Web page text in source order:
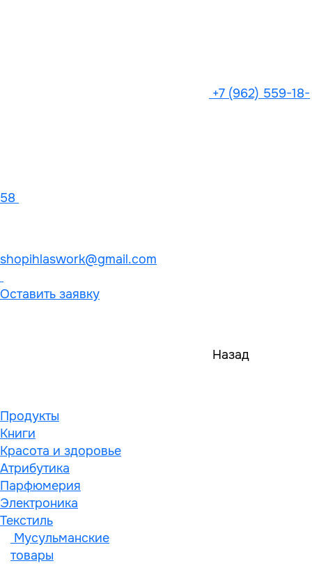
+7 (962) 559-18-
58
shopihlaswork@gmail.com
Оставить заявку
Назад
Продукты
Книги
Красота и здоровье
Атрибутика
Парфюмерия
Электроника
Текстиль
Мусульманские
товары